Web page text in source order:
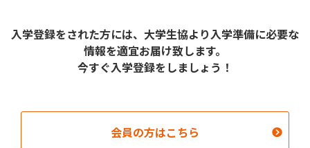
⼊学登録をされた⽅には、⼤学⽣協より⼊学準備に必要な
情報を適宜お届け致します。
今すぐ入学登録をしましょう！
会員の⽅はこちら